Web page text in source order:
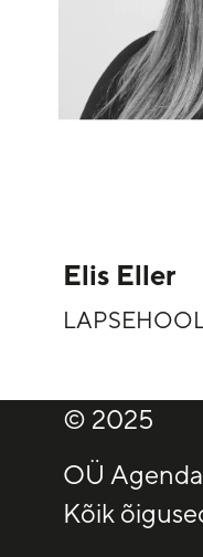
Elis Eller
© 2025
OÜ
Kõik